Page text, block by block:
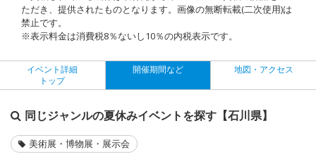
ただき、提供されたものとなります。画像の無断転載(二次使用)は
禁止です。
※表示料金は消費税8％ないし10％の内税表示です。
イベント詳細
トップ
開催期間など 地図・アクセス
同じジャンルの夏休みイベントを探す【石川県】
美術展・博物展・展示会